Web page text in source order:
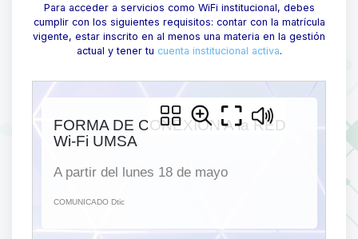
Para acceder a servicios como WiFi institucional, debes
cumplir con los siguientes requisitos: contar con la matrícula
vigente, estar inscrito en al menos una materia en la gestión
actual y tener tu cuenta institucional activa.